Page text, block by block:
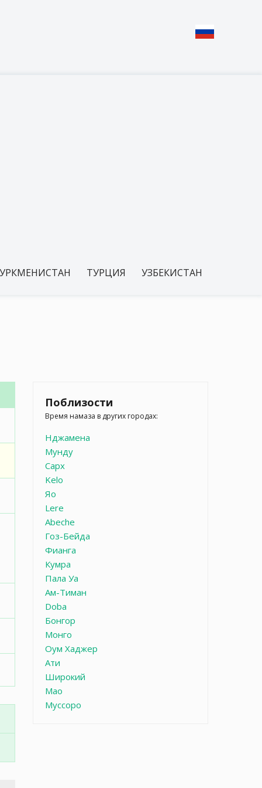
ТУРЦИЯ УЗБЕКИСТАН
Поблизости
Время намаза в других городах:
Нджамена
Мунду
Сарх
Kelo
Яо
Lere
Abeche
Гоз-Бейда
Фианга
Кумра
Пала Уа
Ам-Тиман
Doba
Бонгор
Монго
Оум Хаджер
Ати
Широкий
Мао
Муссоро